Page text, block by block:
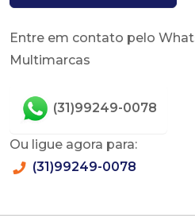
Entre em contato pelo
Multimarcas
(31)99249-0078
Ou ligue agora para:
(31)99249-0078